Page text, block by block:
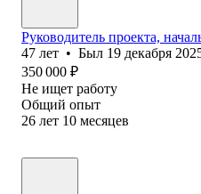
Руководитель проекта,
47 лет • Был 19 декабря
350 000 ₽
Не ищет работу
Общий опыт
26 лет 10 месяцев